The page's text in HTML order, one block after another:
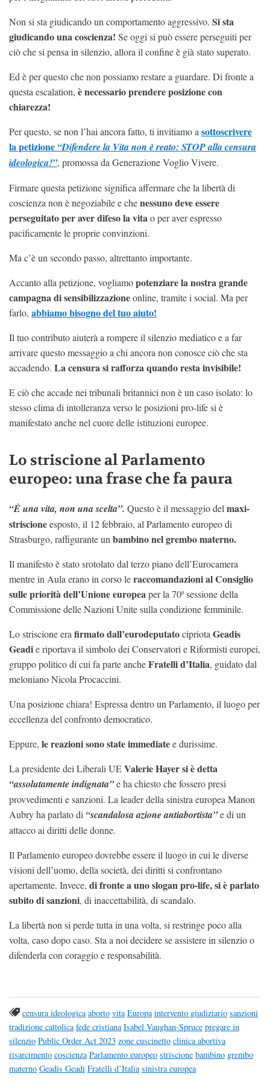
Non si sta giudicando un comportamento aggressivo. Si sta
giudicando una coscienza! Se oggi si può essere perseguiti per
ciò che si pensa in silenzio, allora il confine è già stato superato.
Ed è per questo che non possiamo restare a guardare. Di fronte a
questa escalation, è necessario prendere posizione con
chiarezza!
Per questo, se non l’hai ancora fatto, ti invitiamo a sottoscrivere
la petizione “Difendere la Vita non è reato: STOP alla censura
ideologica!”, promossa da Generazione Voglio Vivere.
Firmare questa petizione significa affermare che la libertà di
coscienza non è negoziabile e chenessuno deve essere
perseguitato per aver difeso la vitao per aver espresso
pacificamente le proprie convinzioni.
Ma c’è un secondo passo, altrettanto importante.
Accanto alla petizione, vogliamopotenziare la nostra grande
campagna di sensibilizzazioneonline, tramite i social. Ma per
farlo, abbiamo bisogno del tuo aiuto!
Il tuo contributo aiuterà a rompere il silenzio mediatico e a far
arrivare questo messaggio a chi ancora non conosce ciò che sta
accadendo. La censura si rafforza quando resta invisibile!
E ciò che accade nei tribunali britannici non è un caso isolato: lo
stesso clima di intolleranza verso le posizioni pro-life si è
manifestato anche nel cuore delle istituzioni europee.
Lo striscione al Parlamento
europeo: una frase che fa paura
“È una vita, non una scelta”. Questo è il messaggio del maxi-
striscioneesposto, il 12 febbraio, al Parlamento europeo di
Strasburgo, raffigurante un bambino nel grembo materno.
Il manifesto è stato srotolato dal terzo piano dell’Eurocamera
mentre in Aula erano in corso leraccomandazioni al Consiglio
sulle priorità dell’Unione europea per la 70ª sessione della
Commissione delle Nazioni Unite sulla condizione femminile.
Lo striscione era firmato dall’eurodeputatocipriota Geadis
Geadie riportava il simbolo dei Conservatori e Riformisti europei,
gruppo politico di cui fa parte ancheFratelli d’Italia, guidato dal
meloniano Nicola Procaccini.
Una posizione chiara! Espressa dentro un Parlamento, il luogo per
eccellenza del confronto democratico.
Eppure, le reazioni sono state immediatee durissime.
La presidente dei Liberali UEValerie Hayer si è detta
“assolutamente indignata”e ha chiesto che fossero presi
provvedimenti e sanzioni. La leader della sinistra europea Manon
Aubry ha parlato di “scandalosa azione antiabortista”e di un
attacco ai diritti delle donne.
Il Parlamento europeo dovrebbe essere il luogo in cui le diverse
visioni dell’uomo, della società, dei diritti si confrontano
apertamente. Invece, di fronte a uno slogan pro-life, si è parlato
subito di sanzioni, di inaccettabilità, di scandalo.
La libertà non si perde tutta in una volta, si restringe poco alla
volta, caso dopo caso. Sta a noi decidere se assistere in silenzio o
difenderla con coraggio e responsabilità.
censura ideologica aborto vita Europa intervento giudiziario sanzioni
tradizione cattolica fede cristiana Isabel Vaughan-Spruce pregare in
silenzio Public Order Act 2023 zone cuscinetto clinica abortiva
risarcimento coscienza Parlamento europeo striscione bambino grembo
materno Geadis Geadi Fratelli d’Italia sinistra europea